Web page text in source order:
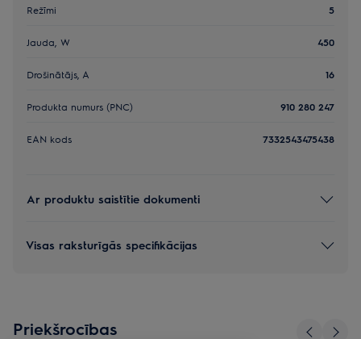
Režīmi 5
Jauda, W 450
Drošinātājs, A 16
Produkta numurs (PNC) 910 280 247
EAN kods 7332543475438
Ar produktu saistītie dokumenti
Visas raksturīgās specifikācijas
Priekšrocības